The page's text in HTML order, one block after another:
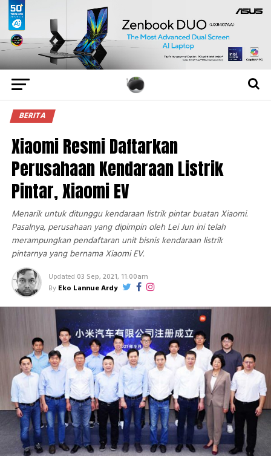
BERITA
Xiaomi Resmi Daftarkan
Perusahaan Kendaraan Listrik
Pintar, Xiaomi EV
Menarik untuk ditunggu kendaraan listrik pintar buatan Xiaomi.
Pasalnya, perusahaan yang dipimpin oleh Lei Jun ini telah
merampungkan pendaftaran unit bisnis kendaraan listrik
pintarnya yang bernama Xiaomi EV.
Updated 03 Sep, 2021, 11:00am
By Eko Lannue Ardy